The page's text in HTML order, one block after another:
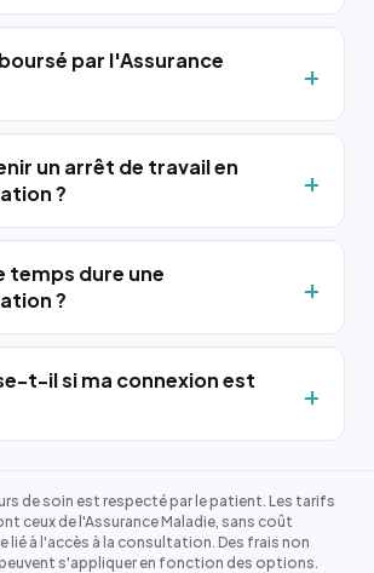
par l'Assurance
un arrêt de travail en
?
temps dure une
?
t-il si ma connexion est
de soin est respecté par le patient. Les tarifs
ceux de l'Assurance Maladie, sans coût
lié à l'accès à la consultation. Des frais non
s'appliquer en fonction des options.